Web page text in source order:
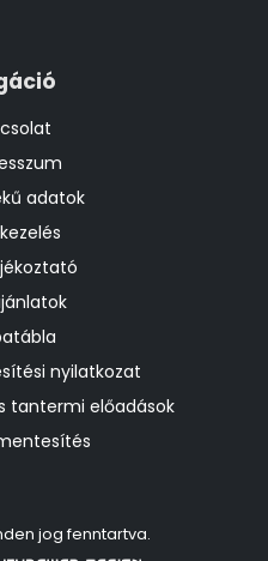
adatok
nyilatkozat
tantermi előadások
jog fenntartva.